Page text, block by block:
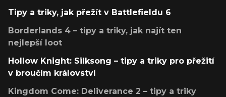
Tipy a triky, jak přežít v Battlefieldu 6
Borderlands 4 – tipy a triky, jak najít ten
nejlepší loot
Hollow Knight: Silksong – tipy a triky pro přežití
v broučím království
Kingdom Come: Deliverance 2 – tipy a triky